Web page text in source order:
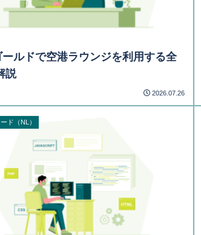
ルドで空港ラウンジを利用する全
説
2026.07.26
ド（NL）